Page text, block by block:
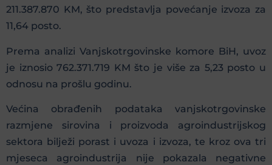
211.387.870 KM, što predstavlja povećanje izvoza za
11,64 posto.
Prema analizi Vanjskotrgovinske komore BiH, uvoz
je iznosio 762.371.719 KM što je više za 5,23 posto u
odnosu na prošlu godinu.
Većina obrađenih podataka vanjskotrgovinske
razmjene sirovina i proizvoda agroindustrijskog
sektora bilježi porast i uvoza i izvoza, te kroz ova tri
mjeseca agroindustrija nije pokazala negativne